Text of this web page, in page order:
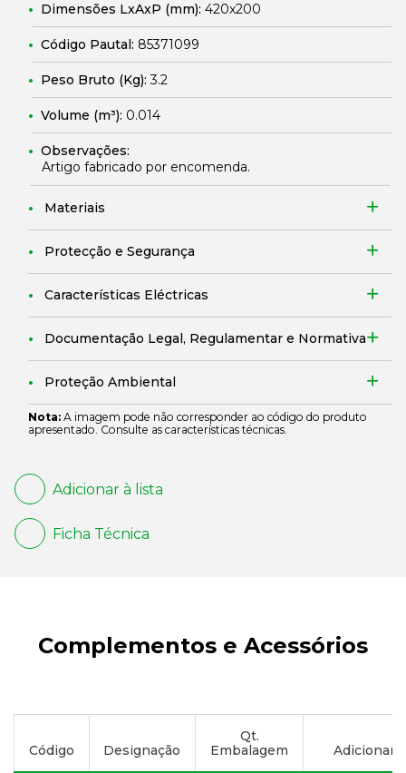
Dimensões LxAxP (mm): 420x200
Código Pautal: 85371099
Peso Bruto (Kg):3.2
Volume (m³): 0.014
Observações:
Artigo fabricado por encomenda.
Materiais
Protecção e Segurança
Características Eléctricas
Documentação Legal, Regulamentar e Normativa
Proteção Ambiental
Nota: A imagem pode não corresponder ao código do produto
apresentado. Consulte as características técnicas.
Adicionar à lista
Ficha Técnica
Complementos e Acessórios
Código Designação
Qt.
Embalagem
Adicionar